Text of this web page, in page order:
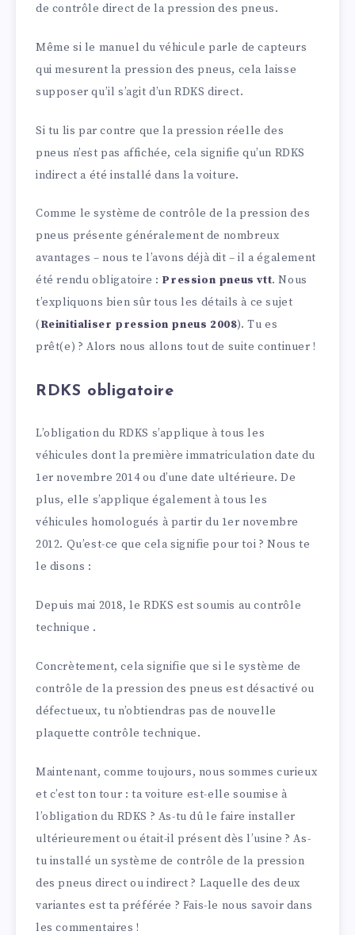
de contrôle direct de la pression des pneus.
Même si le manuel du véhicule parle de capteurs
qui mesurent la pression des pneus, cela laisse
supposer qu’il s’agit d’un RDKS direct.
Si tu lis par contre que la pression réelle des
pneus n’est pas affichée, cela signifie qu’un RDKS
indirect a été installé dans la voiture.
Comme le système de contrôle de la pression des
pneus présente généralement de nombreux
avantages – nous te l’avons déjà dit – il a également
été rendu obligatoire : Pression pneus vtt. Nous
t’expliquons bien sûr tous les détails à ce sujet
(Reinitialiser pression pneus 2008). Tu es
prêt(e) ? Alors nous allons tout de suite continuer !
RDKS obligatoire
L’obligation du RDKS s’applique à tous les
véhicules dont la première immatriculation date du
1er novembre 2014 ou d’une date ultérieure. De
plus, elle s’applique également à tous les
véhicules homologués à partir du 1er novembre
2012. Qu’est-ce que cela signifie pour toi ? Nous te
le disons :
Depuis mai 2018, le RDKS est soumis au contrôle
technique .
Concrètement, cela signifie que si le système de
contrôle de la pression des pneus est désactivé ou
défectueux, tu n’obtiendras pas de nouvelle
plaquette contrôle technique.
Maintenant, comme toujours, nous sommes curieux
et c’est ton tour : ta voiture est-elle soumise à
l’obligation du RDKS ? As-tu dû le faire installer
ultérieurement ou était-il présent dès l’usine ? As-
tu installé un système de contrôle de la pression
des pneus direct ou indirect ? Laquelle des deux
variantes est ta préférée ? Fais-le nous savoir dans
les commentaires !